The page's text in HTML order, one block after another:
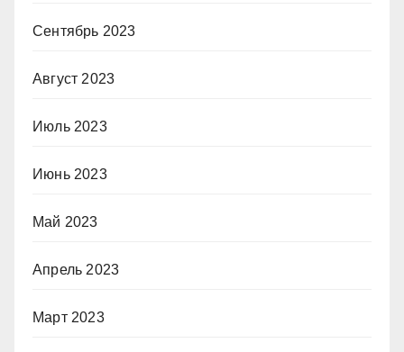
Сентябрь 2023
Август 2023
Июль 2023
Июнь 2023
Май 2023
Апрель 2023
Март 2023